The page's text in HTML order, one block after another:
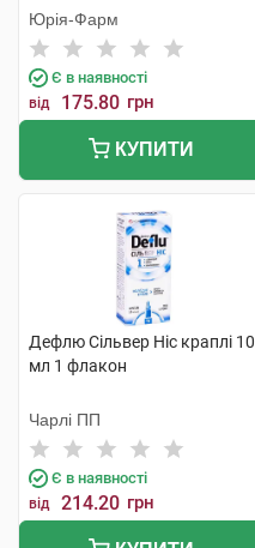
Юрія-Фарм
Є в наявності
від 175.80 грн
КУПИТИ
Дефлю Сільвер Ніс краплі 10
мл 1 флакон
Чарлі ПП
Є в наявності
від 214.20 грн